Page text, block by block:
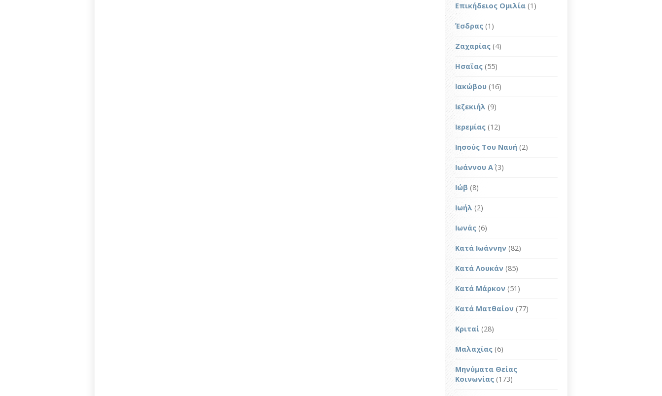
Επικήδειος Ομιλία (1)
Έσδρας (1)
Ζαχαρίας (4)
Ησαΐας (55)
Ιακώβου (16)
Ιεζεκιήλ (9)
Ιερεμίας (12)
Ιησούς Του Ναυή (2)
Ιωάννου Α΄(3)
Ιώβ (8)
Ιωήλ (2)
Ιωνάς (6)
Κατά Ιωάννην (82)
Κατά Λουκάν (85)
Κατά Μάρκον (51)
Κατά Ματθαίον (77)
Κριταί (28)
Μαλαχίας (6)
Μηνύματα Θείας
Κοινωνίας (173)